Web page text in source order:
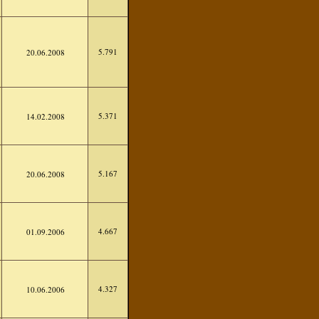
20.06.2008 5.791
14.02.2008 5.371
20.06.2008 5.167
01.09.2006 4.667
10.06.2006 4.327